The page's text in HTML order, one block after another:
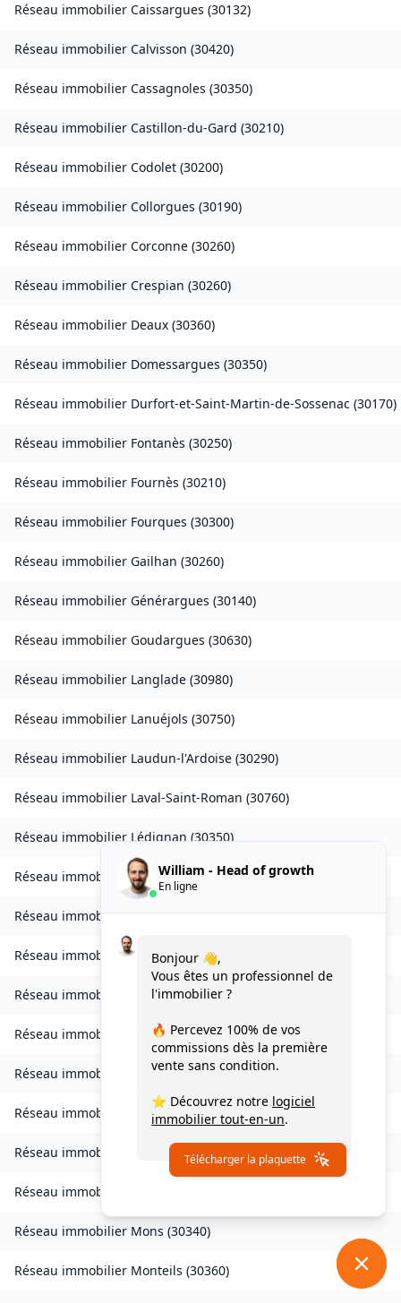
Réseau immobilier Caissargues (30132)
Réseau immobilier Calvisson (30420)
Réseau immobilier Cassagnoles (30350)
Réseau immobilier Castillon-du-Gard (30210)
Réseau immobilier Codolet (30200)
Réseau immobilier Collorgues (30190)
Réseau immobilier Corconne (30260)
Réseau immobilier Crespian (30260)
Réseau immobilier Deaux (30360)
Réseau immobilier Domessargues (30350)
Réseau immobilier Durfort-et-Saint-Martin-de-Sossenac (30170)
Réseau immobilier Fontanès (30250)
Réseau immobilier Fournès (30210)
Réseau immobilier Fourques (30300)
Réseau immobilier Gailhan (30260)
Réseau immobilier Générargues (30140)
Réseau immobilier Goudargues (30630)
Réseau immobilier Langlade (30980)
Réseau immobilier Lanuéjols (30750)
Réseau immobilier Laudun-l'Ardoise (30290)
Réseau immobilier Laval-Saint-Roman (30760)
Réseau immobilier Lédignan (30350)
Réseau immobilierLézan(30350 )
Réseau immobilierLirac(30126)
Réseau immobilierLogrian-Florian
Réseau immobilier Les Mages(30960
Réseau immobilier Malons-et-Elze( 30450 )
Réseau immobilier Mauressargues(30350)
Réseau immobilier Méjannes-le-Clap(30430)
Réseau immobilier Meyrannes( 30410
Réseau immobilier
Réseau immobilier Mons (30340)
Réseau immobilier Monteils (30360)
William - Head of growth
En ligne
Bonjour 👋,
Vous êtes un professionnel de
l'immobilier ?
🔥 Percevez 100% de vos
commissions dès la première
vente sans condition.
⭐ Découvrez notre logiciel
immobilier tout-en-un.
Télécharger la plaquette